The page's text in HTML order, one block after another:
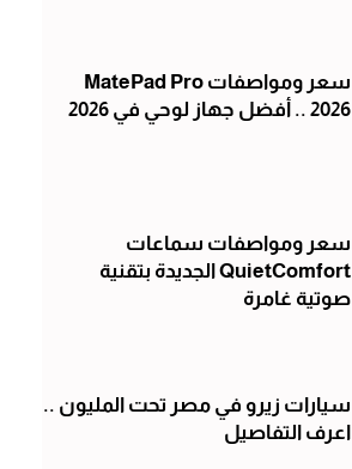
سعر ومواصفات MatePad Pro
2026 .. أفضل جهاز لوحي في 2026
سعر ومواصفات سماعات
QuietComfort الجديدة بتقنية
صوتية غامرة
سيارات زيرو في مصر تحت المليون ..
اعرف التفاصيل